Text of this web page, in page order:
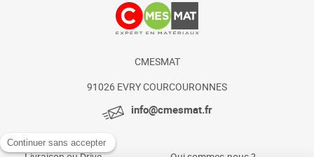
CMESMAT
91026 EVRY COURCOURONNES
info@cmesmat.fr